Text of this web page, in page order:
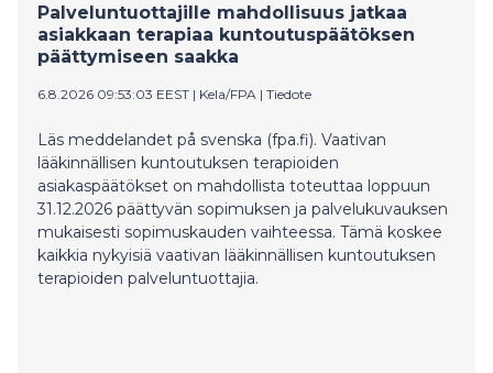
Palveluntuottajille mahdollisuus jatkaa
asiakkaan terapiaa kuntoutuspäätöksen
päättymiseen saakka
6.8.2026 09:53:03 EEST | Kela/FPA | Tiedote
Läs meddelandet på svenska (fpa.fi). Vaativan
lääkinnällisen kuntoutuksen terapioiden
asiakaspäätökset on mahdollista toteuttaa loppuun
31.12.2026 päättyvän sopimuksen ja palvelukuvauksen
mukaisesti sopimuskauden vaihteessa. Tämä koskee
kaikkia nykyisiä vaativan lääkinnällisen kuntoutuksen
terapioiden palveluntuottajia.